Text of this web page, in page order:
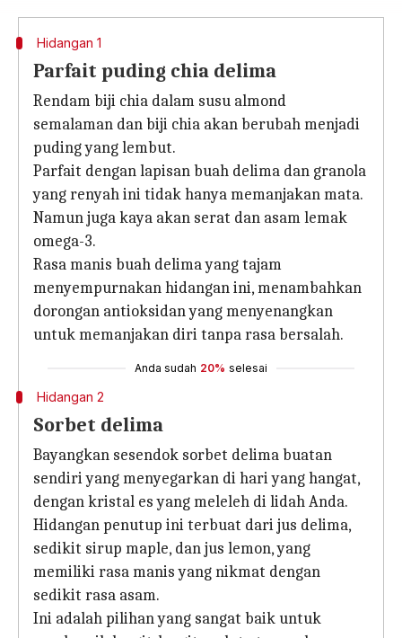
Hidangan 1
Parfait puding chia delima
Rendam biji chia dalam susu almond
semalaman dan biji chia akan berubah menjadi
puding yang lembut.
Parfait dengan lapisan buah delima dan granola
yang renyah ini tidak hanya memanjakan mata.
Namun juga kaya akan serat dan asam lemak
omega-3.
Rasa manis buah delima yang tajam
menyempurnakan hidangan ini, menambahkan
dorongan antioksidan yang menyenangkan
untuk memanjakan diri tanpa rasa bersalah.
Anda sudah 20% selesai
Hidangan 2
Sorbet delima
Bayangkan sesendok sorbet delima buatan
sendiri yang menyegarkan di hari yang hangat,
dengan kristal es yang meleleh di lidah Anda.
Hidangan penutup ini terbuat dari jus delima,
sedikit sirup maple, dan jus lemon, yang
memiliki rasa manis yang nikmat dengan
sedikit rasa asam.
Ini adalah pilihan yang sangat baik untuk